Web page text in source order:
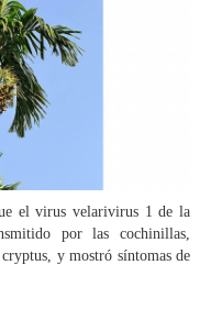
el virus velarivirus 1 de la
por las cochinillas,
y mostró síntomas de